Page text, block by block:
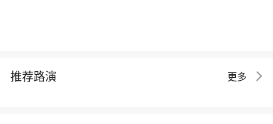
推荐路演 更多